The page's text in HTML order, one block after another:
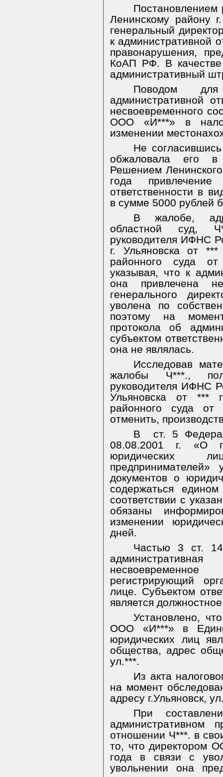
Ленинскому району
генеральный
к административной
правонарушения,
КоАП РФ. В
административный
Поводом
административной
несвоевременного
ООО «И***» в
изменении
Не
обжаловала его
Решением
года
ответственности в
в сумме 5000 рублей
В жалобе,
областной суд,
руководителя ИФНС
г. Ульяновска от
районного суда
указывая, что к
она привлечена
генерального
уволена по
поэтому на
протокола об
субъектом
она не являлась.
Исследовав
жалобы Ч***.,
руководителя ИФНС
Ульяновска от ***
районного суда от
отменить,
В
ст. 5
08.08.2001 г. «О
юридических
документов о
содержаться
соответствии с
обязаны
изменении
дней.
Частью 3 ст.
регистрирующий
лице. Субъектом
является
Установлено,
ООО «И***» в
юридических лиц
общества, адрес
ул.***.
Из акта
на момент
адресу г.Ульяновск,
При
отношении Ч***. в
то, что директором
года в связи с
увольнении она